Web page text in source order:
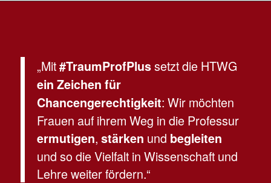
„Mit#TraumProfPlussetzt die HTWG
ein Zeichen für
Chancengerechtigkeit: Wir möchten
Frauen auf ihrem Weg in die Professur
ermutigen, stärken und begleiten
und so die Vielfalt in Wissenschaft und
Lehre weiter fördern.“